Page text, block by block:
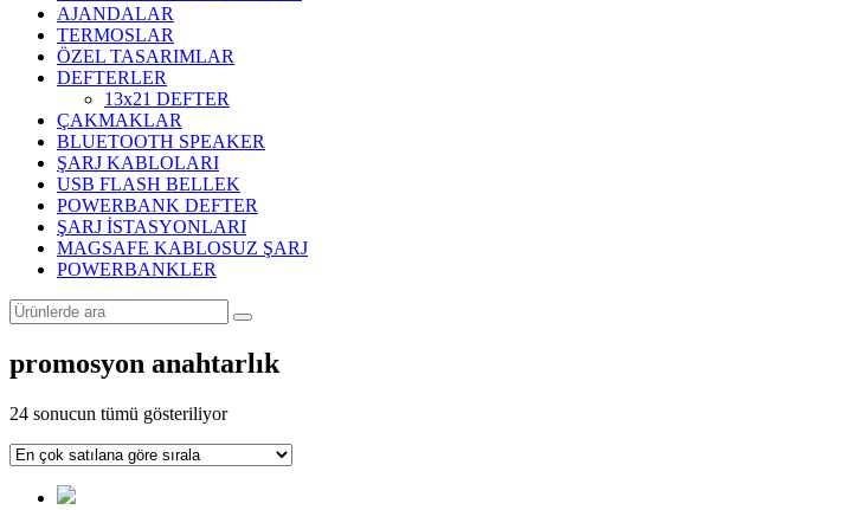
AJANDALAR
TERMOSLAR
ÖZEL TASARIMLAR
DEFTERLER
13x21 DEFTER
ÇAKMAKLAR
BLUETOOTH SPEAKER
ŞARJ KABLOLARI
USB FLASH BELLEK
POWERBANK DEFTER
ŞARJ İSTASYONLARI
MAGSAFE KABLOSUZ ŞARJ
POWERBANKLER
promosyon anahtarlık
24 sonucun tümü gösteriliyorPopülerliğe
sıralandı